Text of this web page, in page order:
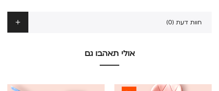
חוות דעת (0)
אולי תאהבו גם